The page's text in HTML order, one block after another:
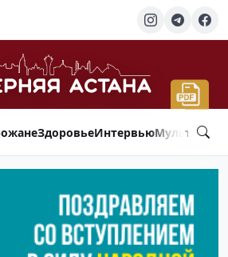
ЗдоровьеИнтервью